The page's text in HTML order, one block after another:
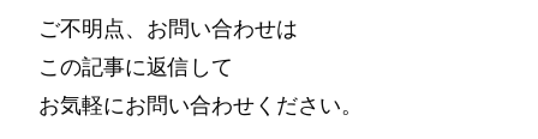
ご不明点、お問い合わせは
この記事に返信して
お気軽にお問い合わせください。